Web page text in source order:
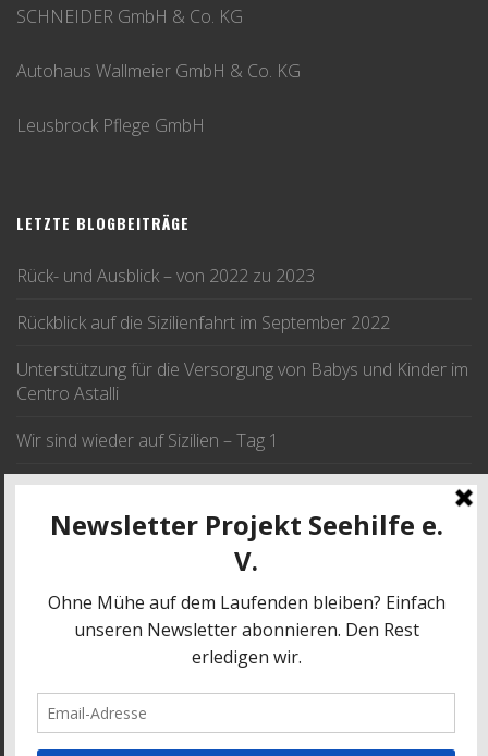
SCHNEIDER GmbH & Co. KG
Autohaus Wallmeier GmbH & Co. KG
Leusbrock Pflege GmbH
LETZTE BLOGBEITRÄGE
Rück- und Ausblick – von 2022 zu 2023
Rückblick auf die Sizilienfahrt im September 2022
Unterstützung für die Versorgung von Babys und Kinder im
Centro Astalli
Wir sind wieder auf Sizilien – Tag 1
Wir fahren im September nach Sizilien